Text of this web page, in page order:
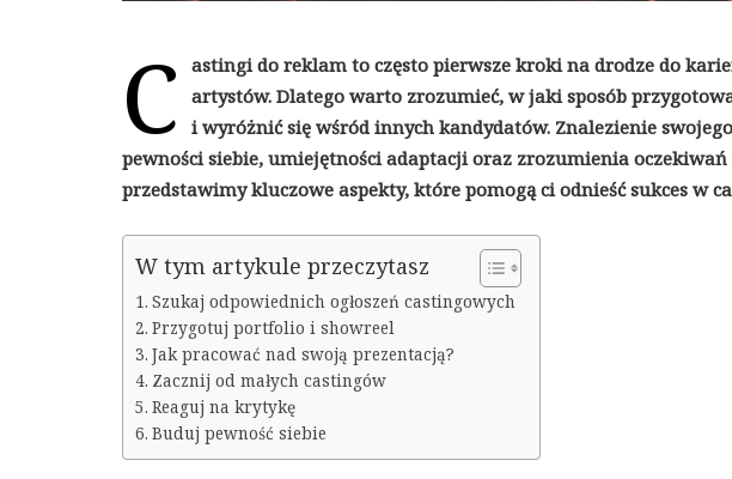
C
astingi do reklam to często pierwsze kroki na drodze do
artystów. Dlatego warto zrozumieć, w jaki sposób
i wyróżnić się wśród innych kandydatów. Znalezienie
pewności siebie, umiejętności adaptacji oraz zrozumienia
przedstawimy kluczowe aspekty, które pomogą ci odnieść sukces w
W tym artykule przeczytasz
Szukaj odpowiednich ogłoszeń castingowych
Przygotuj portfolio i showreel
Jak pracować nad swoją prezentacją?
Zacznij od małych castingów
Reaguj na krytykę
Buduj pewność siebie